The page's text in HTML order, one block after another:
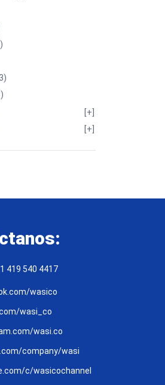
419 540 4417
wasico
wasi_co
wasi.co
company/wasi
c/wasicochannel